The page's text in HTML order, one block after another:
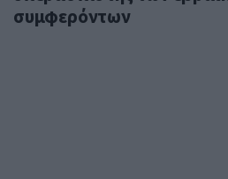
συμφερόντων